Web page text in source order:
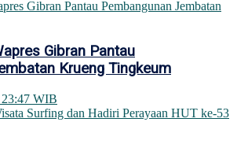
Gibran Pantau
Krueng Tingkeum
WIB